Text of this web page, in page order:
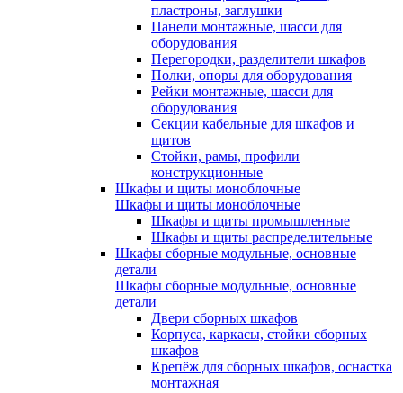
пластроны, заглушки
Панели монтажные, шасси для
оборудования
Перегородки, разделители шкафов
Полки, опоры для оборудования
Рейки монтажные, шасси для
оборудования
Секции кабельные для шкафов и
щитов
Стойки, рамы, профили
конструкционные
Шкафы и щиты моноблочные
Шкафы и щиты моноблочные
Шкафы и щиты промышленные
Шкафы и щиты распределительные
Шкафы сборные модульные, основные
детали
Шкафы сборные модульные, основные
детали
Двери сборных шкафов
Корпуса, каркасы, стойки сборных
шкафов
Крепёж для сборных шкафов, оснастка
монтажная